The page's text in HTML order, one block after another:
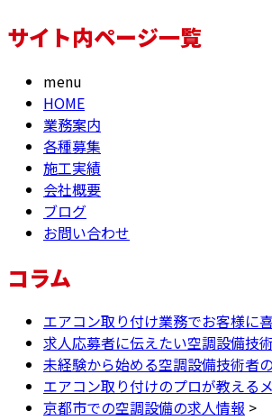
サイト内ページ一覧
menu
HOME
業務案内
各種募集
施工実績
会社概要
ブログ
お問い合わせ
コラム
エアコン取り付け業務でお客様に
求人応募者に伝えたい空調設備技
未経験から始める空調設備技術者
エアコン取り付けのプロが教える
京都市での空調設備の求人情報 >